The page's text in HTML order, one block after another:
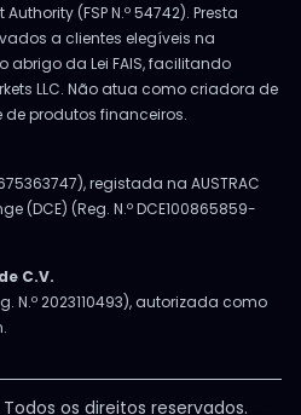
(FSP N.º 54742). Presta
a clientes elegíveis na
da Lei FAIS, facilitando
LLC. Não atua como criadora de
produtos financeiros.
registada na AUSTRAC
(DCE) (Reg. N.º DCE100865859-
C.V.
N.º 2023110493), autorizada como
os direitos reservados.